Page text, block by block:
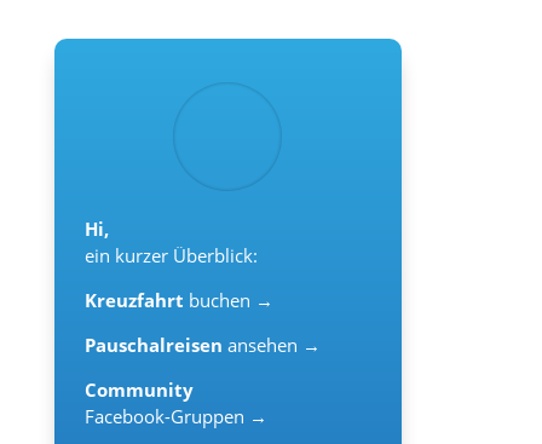
Hi,
ein kurzer Überblick:
Kreuzfahrt buchen →
Pauschalreisen ansehen →
Community
Facebook-Gruppen →